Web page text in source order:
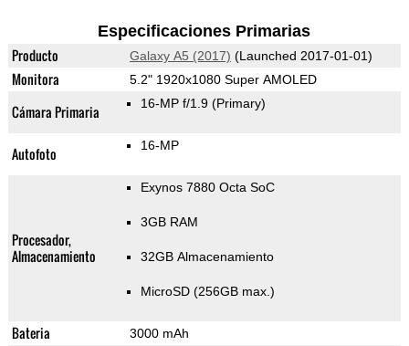
Especificaciones Primarias
Producto Galaxy A5 (2017) (Launched 2017-01-01)
Monitora 5.2" 1920x1080 Super AMOLED
Cámara Primaria 16-MP f/1.9 (Primary)
Autofoto 16-MP
Procesador,
Almacenamiento
Exynos 7880 Octa SoC
3GB RAM
32GB Almacenamiento
MicroSD (256GB max.)
Bateria 3000 mAh